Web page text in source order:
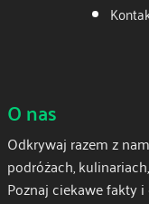
O nas
Odkrywaj razem z
podróżach,
Poznaj ciekawe fakty